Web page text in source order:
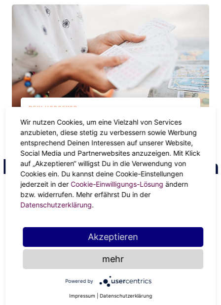
DEIN HOROSKOP
Tarot
Finde deinen Astrologen
Wir nutzen Cookies, um eine Vielzahl von Services
anzubieten, diese stetig zu verbessern sowie Werbung
entsprechend Deinen Interessen auf unserer Website,
Social Media und Partnerwebsites anzuzeigen. Mit Klick
auf „Akzeptieren“ willigst Du in die Verwendung von
Cookies ein. Du kannst deine Cookie-Einstellungen
jederzeit in der Cookie-Einwilligungs-Lösung ändern
bzw. widerrufen. Mehr erfährst Du in der
Datenschutzerklärung.
Akzeptieren
mehr
Powered by
Impressum Datenschutzerklärung